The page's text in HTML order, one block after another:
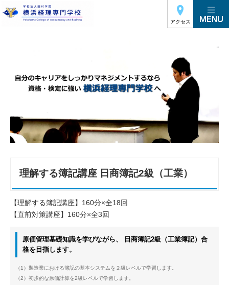
アクセス
理解する簿記講座 日商簿記2級（工業）
【理解する簿記講座】160分×全18回
【直前対策講座】160分×全3回
原価管理基礎知識を学びながら、 日商簿記2級（工業簿記）合
格を目指します。
（1）製造業における簿記の基本システムを２級レベルで学習します。
（2）初歩的な原価計算を2級レベルで学習します。